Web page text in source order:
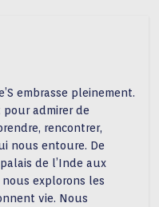
embrasse pleinement.
pour admirer de
rencontrer,
nous entoure. De
de l’Inde aux
explorons les
vie. Nous